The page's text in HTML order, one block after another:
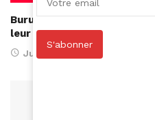
Burundi – Les couples non
leur union sous peine de
June 13, 2017
S'abonner